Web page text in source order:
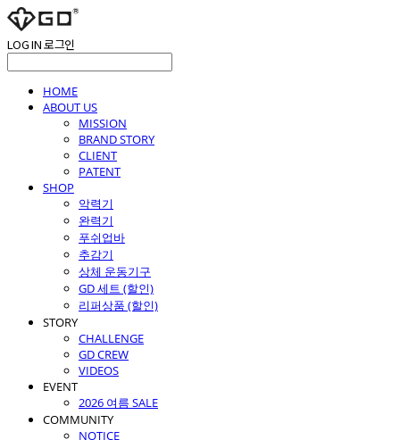
LOG IN로그인
HOME
ABOUT US
MISSION
BRAND STORY
CLIENT
PATENT
SHOP
악력기
완력기
푸쉬업바
추감기
상체 운동기구
GD 세트 (할인)
리퍼상품 (할인)
STORY
CHALLENGE
GD CREW
VIDEOS
EVENT
2026 여름 SALE
COMMUNITY
NOTICE